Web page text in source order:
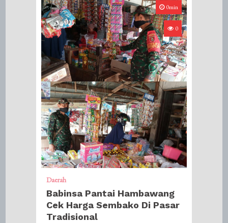
0min
0
Daerah
Babinsa Pantai Hambawang
Cek Harga Sembako Di Pasar
Tradisional